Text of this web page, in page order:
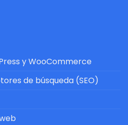
y WooCommerce
de búsqueda (SEO)